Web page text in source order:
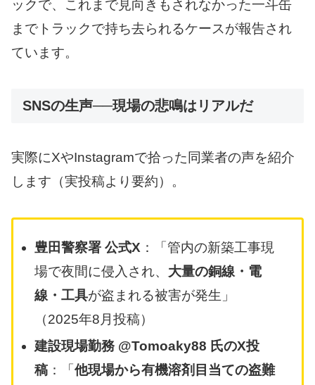
ックで、これまで見向きもされなかった一斗缶
までトラックで持ち去られるケースが報告され
ています。
SNSの生声──現場の悲鳴はリアルだ
実際にXやInstagramで拾った同業者の声を紹介
します（実投稿より要約）。
豊田警察署 公式X ：「管内の新築工事現
場で夜間に侵入され、 大量の銅線・電
線・工具が盗まれる被害が発生」
（2025年8月投稿）
建設現場勤務 @Tomoaky88 氏のX投
稿：「 他現場から有機溶剤目当ての盗難